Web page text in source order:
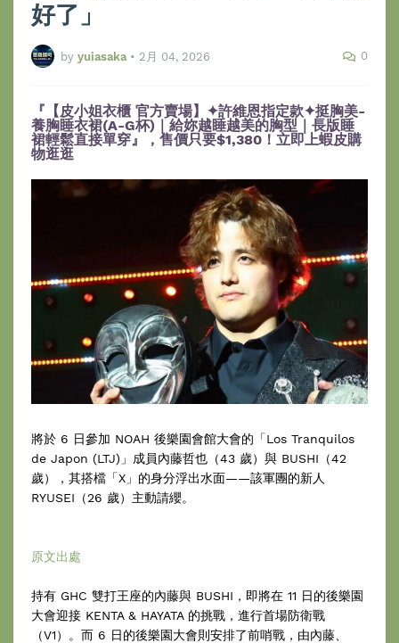
好了」
by yuiasaka • 2月 04, 2026 0
『【皮小姐衣櫃 官方賣場】✦許維恩指定款✦挺胸美-
養胸睡衣裙(A-G杯)｜給妳越睡越美的胸型｜長版睡
裙輕鬆直接單穿』，售價只要$1,380！立即上蝦皮購
物逛逛
將於 6 日參加 NOAH 後樂園會館大會的「Los Tranquilos
de Japon (LTJ)」成員內藤哲也（43 歲）與 BUSHI（42
歲），其搭檔「X」的身分浮出水面——該軍團的新人
RYUSEI（26 歲）主動請纓。
原文出處
持有 GHC 雙打王座的內藤與 BUSHI，即將在 11 日的後樂園
大會迎接 KENTA & HAYATA 的挑戰，進行首場防衛戰
（V1）。而 6 日的後樂園大會則安排了前哨戰，由內藤、